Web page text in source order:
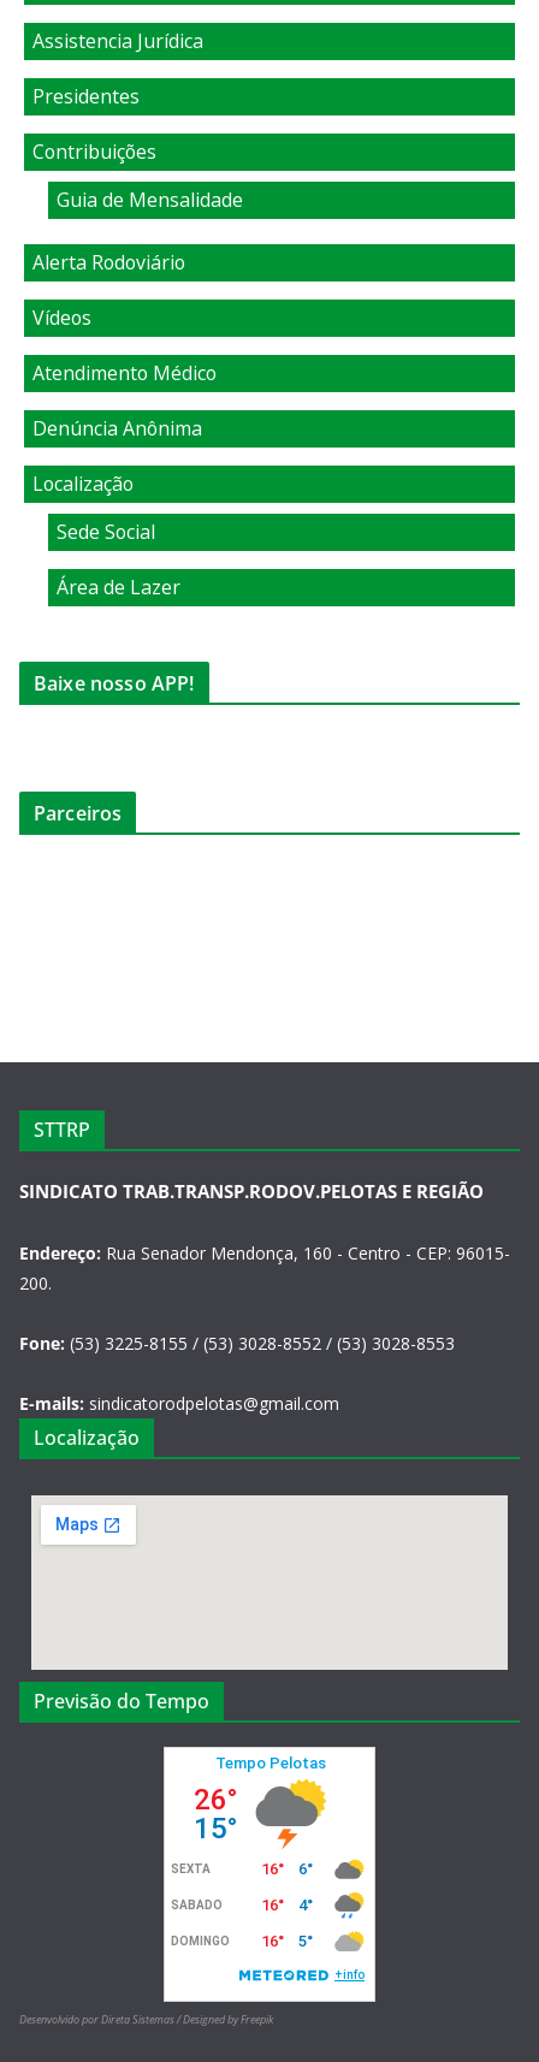
Assistencia Jurídica
Presidentes
Contribuições
Guia de Mensalidade
Alerta Rodoviário
Vídeos
Atendimento Médico
Denúncia Anônima
Localização
Sede Social
Área de Lazer
Baixe nosso APP!
Parceiros
STTRP
SINDICATO TRAB.TRANSP.RODOV.PELOTAS E REGIÃO
Endereço: Rua Senador Mendonça, 160 - Centro - CEP: 96015-
200.
Fone: (53) 3225-8155 / (53) 3028-8552 / (53) 3028-8553
E-mails: sindicatorodpelotas@gmail.com
Localização
Previsão do Tempo
Desenvolvido por Direta Sistemas /Designed by Freepik